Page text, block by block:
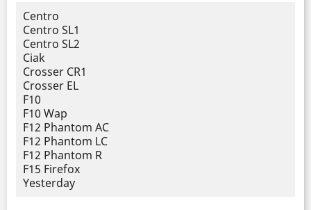
Centro
Centro SL1
Centro SL2
Ciak
Crosser CR1
Crosser EL
F10
F10 Wap
F12 Phantom AC
F12 Phantom LC
F12 Phantom R
F15 Firefox
Yesterday